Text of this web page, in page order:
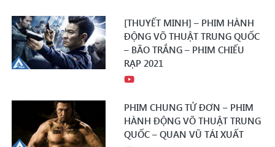
[THUYẾT MINH] – PHIM HÀNH
ĐỘNG VÕ THUẬT TRUNG QUỐC
– BÃO TRẮNG – PHIM CHIẾU
RẠP 2021
PHIM CHUNG TỬ ĐƠN – PHIM
HÀNH ĐỘNG VÕ THUẬT TRUNG
QUỐC – QUAN VŨ TÁI XUẤT